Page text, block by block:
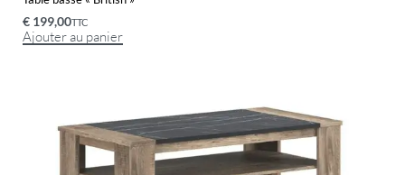
€ 199,00TTC
Ajouter au panier